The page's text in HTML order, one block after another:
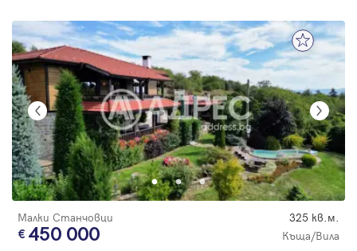
Малки Станчовци 325 кв.м.
450 000 Къща/Вила